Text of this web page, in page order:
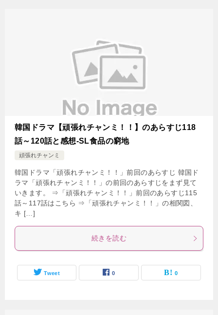
韓国ドラマ【頑張れチャンミ！！】のあらすじ118
話～120話と感想-SL食品の窮地
頑張れチャンミ
韓国ドラマ「頑張れチャンミ！！」前回のあらすじ 韓国ド
ラマ「頑張れチャンミ！！」の前回のあらすじをまず見て
いきます。 ⇒「頑張れチャンミ！！」前回のあらすじ115
話～117話はこちら ⇒「頑張れチャンミ！！」の相関図、
キ […]
続きを読む
Tweet 0 0